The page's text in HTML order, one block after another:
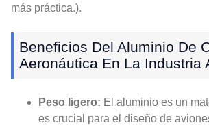
más práctica.).
Beneficios Del Aluminio De
Aeronáutica En La Industria
Peso ligero: El aluminio es un
es crucial para el diseño de